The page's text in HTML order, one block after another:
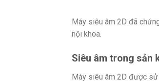
Máy siêu âm 2D đã
nội khoa.
Siêu âm trong sản
Máy siêu âm 2D được